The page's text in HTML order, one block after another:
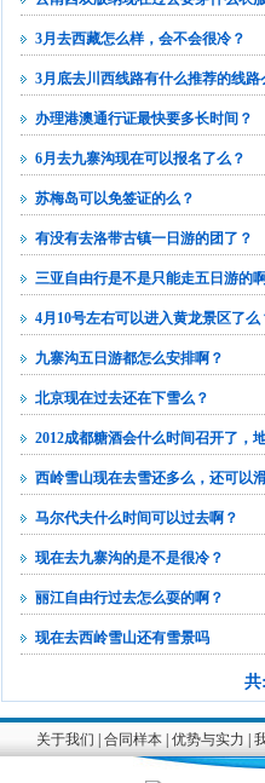
3月去西藏怎么样，会不会很冷？
3月底去川西线路有什么推荐的线路
办理港澳通行证最快要多长时间？
6月去九寨沟现在可以报名了么？
苏梅岛可以免签证的么？
有没有去洛带古镇一日游的团了？
三亚自由行是不是只能走五日游的
4月10号左右可以进入黄龙景区了么
九寨沟五日游都怎么安排啊？
北京现在过去还在下雪么？
2012成都糖酒会什么时间召开了，
西岭雪山现在去雪还多么，还可以
马尔代夫什么时间可以过去啊？
现在去九寨沟的是不是很冷？
丽江自由行过去怎么耍的啊？
现在去西岭雪山还有雪景吗
关于我们 合同样本| 优势与实力